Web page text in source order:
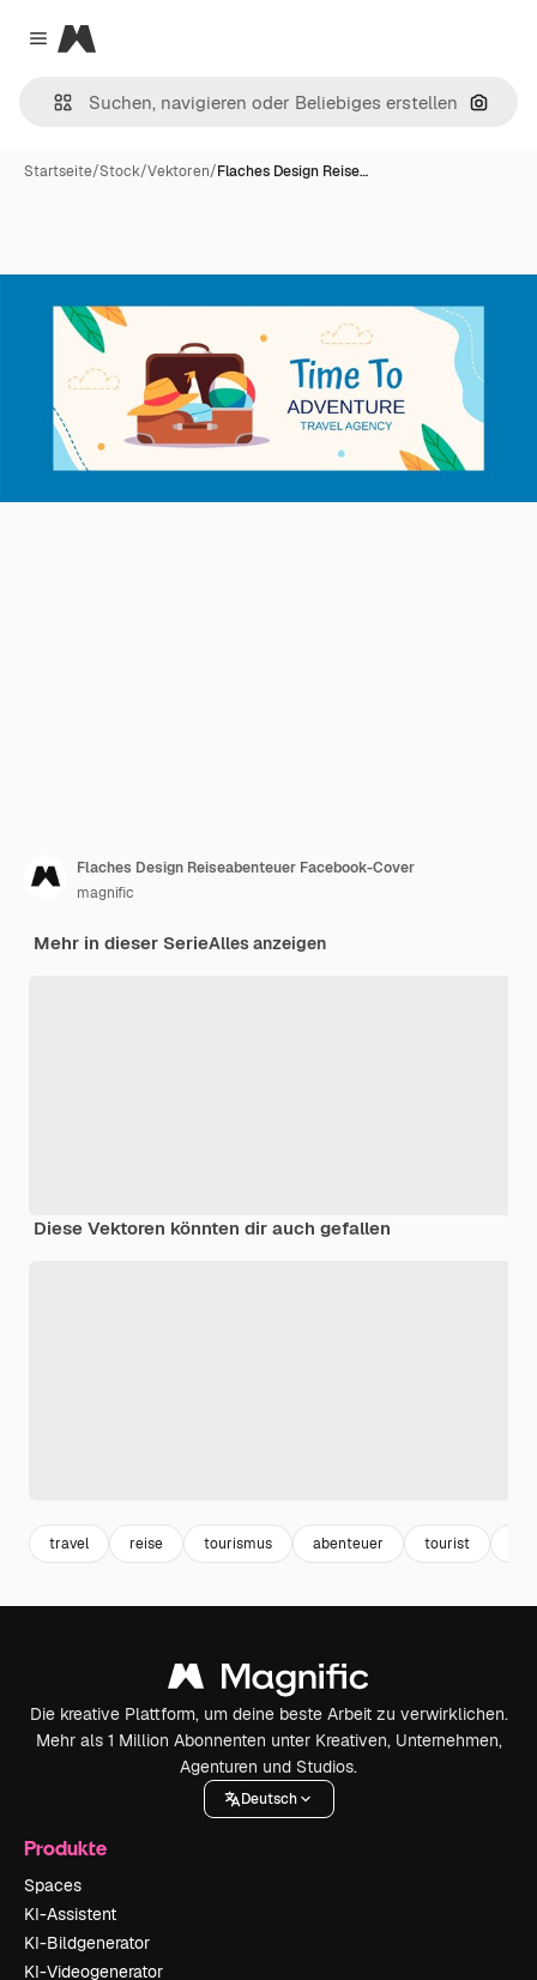
Close menu
Magnific
Nach
Startseite/Stock/Vektoren/Flaches Design Reise…
Flaches Design Reiseabenteuer Facebook-Cover
magnific
Mehr in dieser SerieAlles anzeigen
Diese Vektoren könnten dir auch gefallen
travel reise tourismus abenteuer tourist
Die kreative Plattform, um deine beste Arbeit zu verwirklichen.
Mehr als 1 Million Abonnenten unter Kreativen, Unternehmen,
Agenturen und Studios.
Deutsch
Produkte
Spaces
KI-Assistent
KI-Bildgenerator
KI-Videogenerator